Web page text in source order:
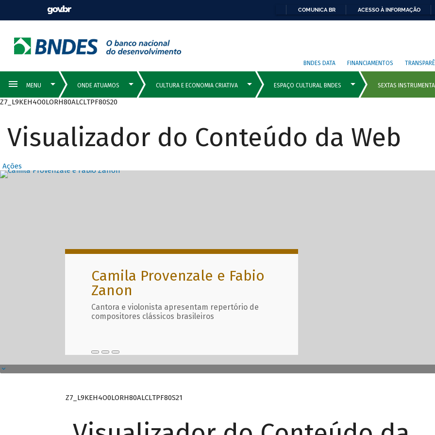
COMUNICA BR ACESSO À INFORMAÇÃO
BNDES DATA FINANCIAMENTOS
Z7_L9KEH4O0LORH80ALCLTPF80S20
Visualizador do Conteúdo da Web
Ações
Destaques Principais com
Camila Provenzale e Fabio
Zanon
Cantora e violonista apresentam repertório de
compositores clássicos brasileiros
Z7_L9KEH4O0LORH80ALCLTPF80S21